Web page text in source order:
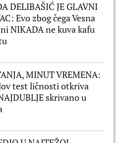
DELIBAŠIĆ JE GLAVNI
Evo zbog čega Vesna
NIKADA ne kuva kafu
MINUT VREMENA:
test ličnosti otkriva
skrivano u